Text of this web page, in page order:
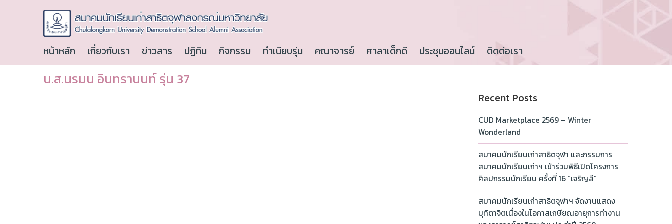
หน้าหลัก เกี่ยวกับเรา ข่าวสาร ปฏิทิน กิจกรรม ทำเนียบรุ่น คณาจารย์ ศาลาเด็กดี ประชุมออนไลน์ ติดต่อเรา
น.ส.นรมน อินทรานนท์ รุ่น 37
Recent Posts
CUD Marketplace 2569 – Winter
Wonderland
สมาคมนักเรียนเก่าสาธิตจุฬา และกรรมการ
สมาคมนักเรียนเก่าฯ เข้าร่วมพิธีเปิดโครงการ
ศิลปกรรมนักเรียน ครั้งที่ 16 “เจริญสี”
สมาคมนักเรียนเก่าสาธิตจุฬาฯ จัดงานแสดง
มุทิตาจิตเนื่องในโอกาสเกษียณอายุการทำงาน